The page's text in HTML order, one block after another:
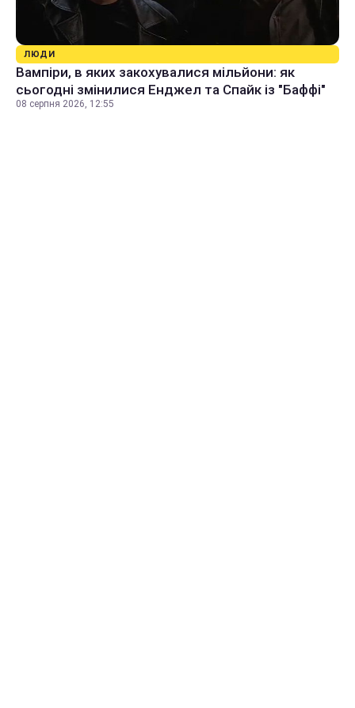
ЛЮДИ
Вампіри, в яких закохувалися мільйони: як
сьогодні змінилися Енджел та Спайк із "Баффі"
08 серпня 2026, 12:55